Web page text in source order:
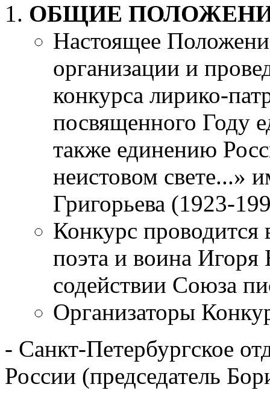
ОБЩИЕ
Настоящее
организации и
конкурса лирико-
посвященного Году
также единению
неистовом свете...»
Григорьева (1923-
Конкурс
поэта и воина Игоря
содействии Союза
Организаторы
- Санкт-Петербургское
России (председатель